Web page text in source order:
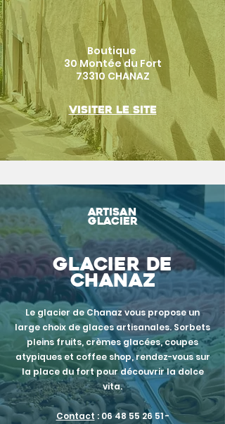
Boutique
30 Montée du Fort
73310 CHANAZ
Visiter le site
artisan
glacier
glacier de
chanaz
Le glacier de Chanaz vous propose un
large choix de glaces artisanales. Sorbets
pleins fruits, crèmes glacées, coupes
atypiques et coffee shop, rendez-vous sur
la place du fort pour découvrir la dolce
vita.
Contact : 06 48 55 26 51-